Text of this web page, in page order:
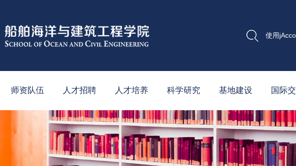
使用
师资队伍 人才招聘 人才培养 科学研究 基地建设 国际